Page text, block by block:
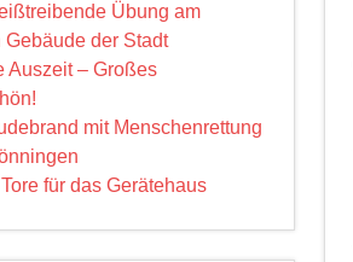
Übung am
Gebäude der Stadt
Auszeit – Großes
mit Menschenrettung
für das Gerätehaus